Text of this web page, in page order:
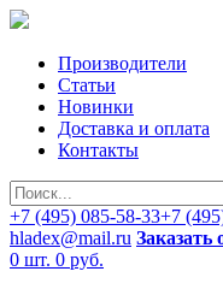
Производители
Статьи
Новинки
Доставка и оплата
Контакты
+7 (495) 085-58-33+7
hladex@mail.ru Заказать
0 шт. 0 руб.